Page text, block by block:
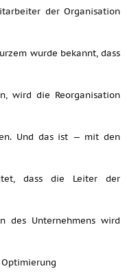
der Organisation
wurde bekannt, dass
wird die Reorganisation
Und das ist — mit den
dass die Leiter der
des Unternehmens wird